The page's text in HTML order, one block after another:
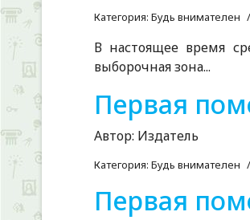
Категория: Будь внимателен
В настоящее время
выборочная зона...
Первaя
Автор: Издатель
Категория: Будь внимателен
Первая